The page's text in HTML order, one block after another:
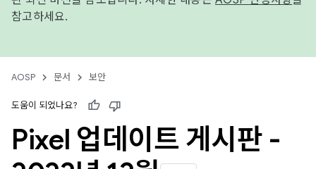
참고하세요.
AOSP 문서 보안
도움이 되었나요?
Pixel 업데이트 게시판 -